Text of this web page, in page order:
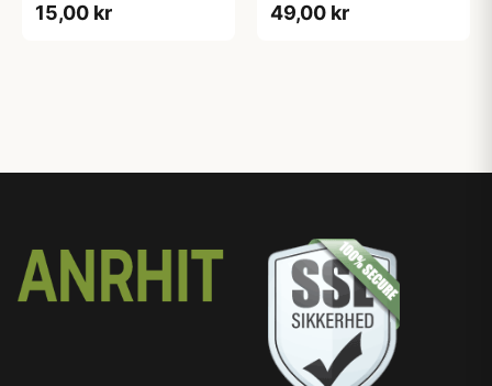
15,00 kr 49,00 kr